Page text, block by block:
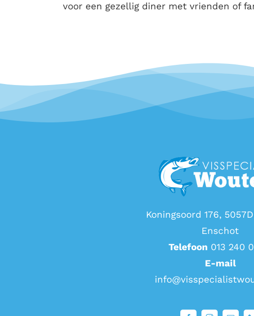
voor een gezellig diner met vrienden of
Koningsoord 176,
Enschot
Telefoon 013 240
E-mail